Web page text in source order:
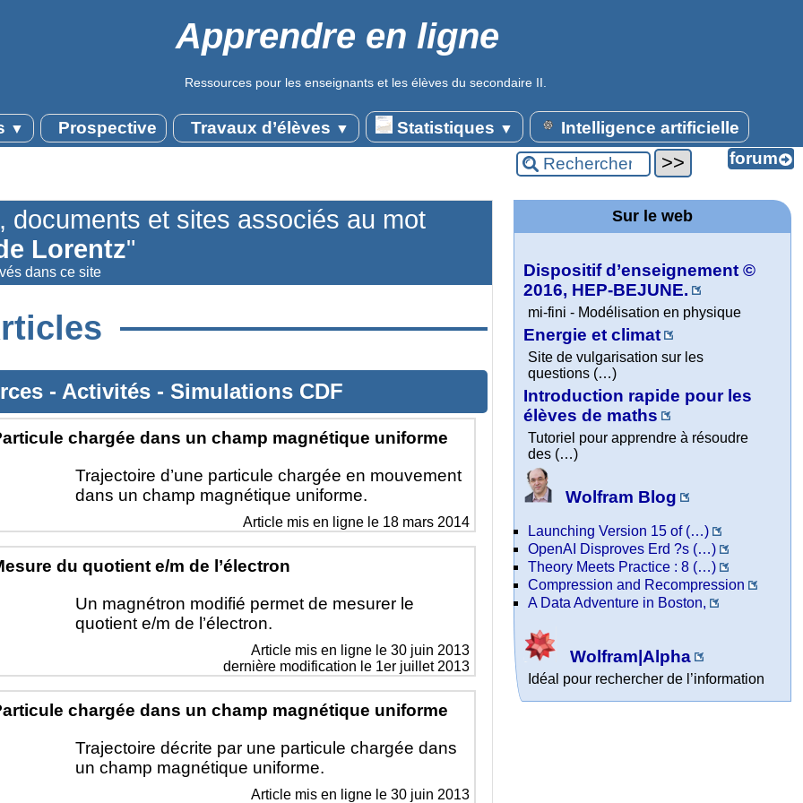
Apprendre en ligne
Ressources pour les enseignants et les élèves du secondaire II.
▼ Prospective Travaux d’élèves ▼ Statistiques ▼ Intelligence artificielle
documents et sites associés au mot
Lorentz"
dans ce site
- Activités - Simulations CDF
chargée dans un champ magnétique uniforme
Trajectoire d’une particule chargée en mouvement
dans un champ magnétique uniforme.
Article mis en ligne le 18 mars 2014
du quotient e/m de l’électron
Un magnétron modifié permet de mesurer le
quotient e/m de l’électron.
Article mis en ligne le30 juin 2013
dernière modification le 1er juillet 2013
chargée dans un champ magnétique uniforme
Trajectoire décrite par une particule chargée dans
un champ magnétique uniforme.
Article mis en ligne le30 juin 2013
Sur le web
Dispositif d’enseignement ©
2016, HEP-BEJUNE.
mi-fini - Modélisation en physique
Energie et climat
Site de vulgarisation sur les
questions (…)
Introduction rapide pour les
élèves de maths
Tutoriel pour apprendre à résoudre
des (…)
Wolfram Blog
Launching Version 15 of (…)
OpenAI Disproves Erd ?s (…)
Theory Meets Practice : 8 (…)
Compression and Recompression
A Data Adventure in Boston,
Wolfram|Alpha
Idéal pour rechercher de l’information